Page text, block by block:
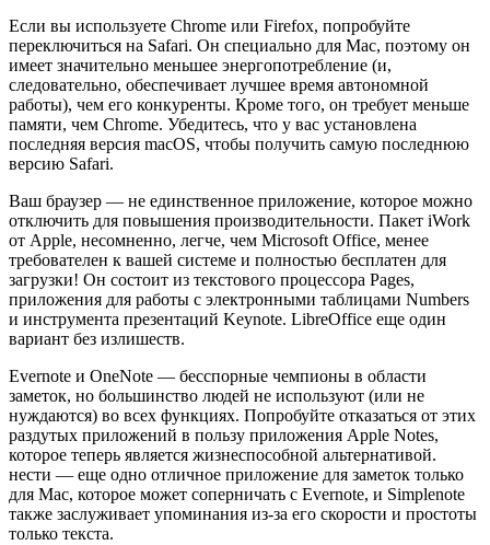
Если вы используете Chrome или Firefox, попробуйте
переключиться на Safari. Он специально для Mac, поэтому он
имеет значительно меньшее энергопотребление (и,
следовательно, обеспечивает лучшее время автономной
работы), чем его конкуренты. Кроме того, он требует меньше
памяти, чем Chrome. Убедитесь, что у вас установлена ​​
последняя версия macOS, чтобы получить самую последнюю
версию Safari.
Ваш браузер — не единственное приложение, которое можно
отключить для повышения производительности. Пакет iWork
от Apple, несомненно, легче, чем Microsoft Office, менее
требователен к вашей системе и полностью бесплатен для
загрузки! Он состоит из текстового процессора Pages,
приложения для работы с электронными таблицами Numbers
и инструмента презентаций Keynote. LibreOffice еще один
вариант без излишеств.
Evernote и OneNote — бесспорные чемпионы в области
заметок, но большинство людей не используют (или не
нуждаются) во всех функциях. Попробуйте отказаться от этих
раздутых приложений в пользу приложения Apple Notes,
которое теперь является жизнеспособной альтернативой.
нести — еще одно отличное приложение для заметок только
для Mac, которое может соперничать с Evernote, и Simplenote
также заслуживает упоминания из-за его скорости и простоты
только текста.